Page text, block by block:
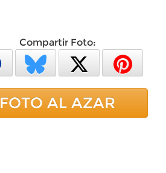
Compartir Foto:
FOTO AL AZAR